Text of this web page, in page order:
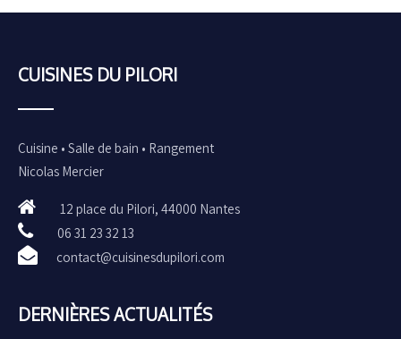
CUISINES DU PILORI
Cuisine • Salle de bain • Rangement
Nicolas Mercier
12 place du Pilori, 44000 Nantes
06 31 23 32 13
contact@cuisinesdupilori.com
DERNIÈRES ACTUALITÉS